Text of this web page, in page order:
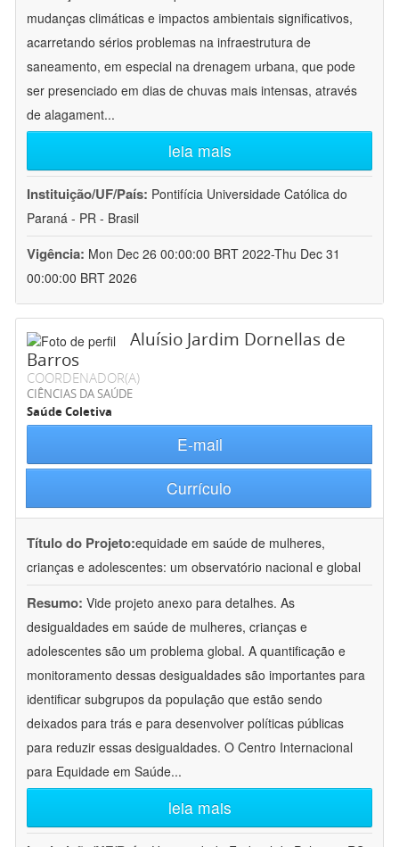
mudanças climáticas e impactos ambientais significativos,
acarretando sérios problemas na infraestrutura de
saneamento, em especial na drenagem urbana, que pode
ser presenciado em dias de chuvas mais intensas, através
de alagament...
leia mais
Instituição/UF/País: Pontifícia Universidade Católica do
Paraná - PR - Brasil
Vigência: Mon Dec 26 00:00:00 BRT 2022-Thu Dec 31
00:00:00 BRT 2026
Aluísio Jardim Dornellas de
Barros
COORDENADOR(A)
CIÊNCIAS DA SAÚDE
Saúde Coletiva
E-mail
Currículo
Título do Projeto:equidade em saúde de mulheres,
crianças e adolescentes: um observatório nacional e global
Resumo: Vide projeto anexo para detalhes. As
desigualdades em saúde de mulheres, crianças e
adolescentes são um problema global. A quantificação e
monitoramento dessas desigualdades são importantes para
identificar subgrupos da população que estão sendo
deixados para trás e para desenvolver políticas públicas
para reduzir essas desigualdades. O Centro Internacional
para Equidade em Saúde...
leia mais